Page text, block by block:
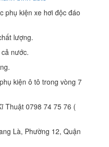
phụ kiện xe hơi độc đáo
lượng.
nước.
kiện ô tô trong vòng 7
Thuật 0798 74 75 76 (
Là, Phường 12, Quận